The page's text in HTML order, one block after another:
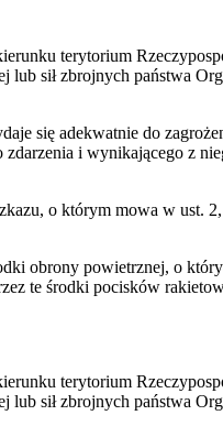
terytorium
sił zbrojnych państwa
się adekwatnie do
i wynikającego z
o którym mowa w ust.
obrony powietrznej, o
te środki pocisków
terytorium
sił zbrojnych państwa